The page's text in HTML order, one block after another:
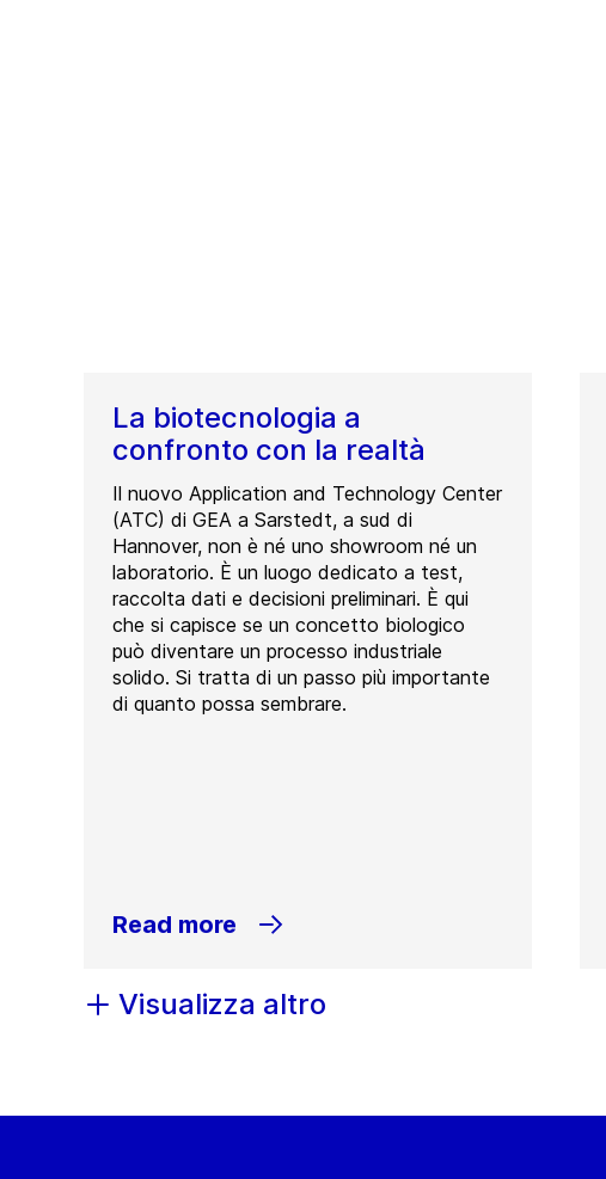
La biotecnologia a
confronto con la realtà
Il nuovo Application and Technology Center
(ATC) di GEA a Sarstedt, a sud di
Hannover, non è né uno showroom né un
laboratorio. È un luogo dedicato a test,
raccolta dati e decisioni preliminari. È qui
che si capisce se un concetto biologico
può diventare un processo industriale
solido. Si tratta di un passo più importante
di quanto possa sembrare.
Read more
Visualizza altro